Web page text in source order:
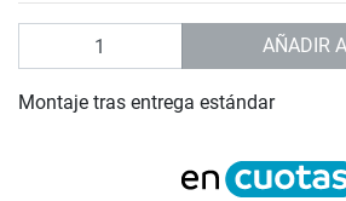
AÑADIR
Montaje tras entrega estándar